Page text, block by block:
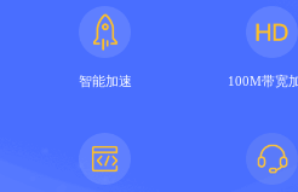
智能加速 100M带宽